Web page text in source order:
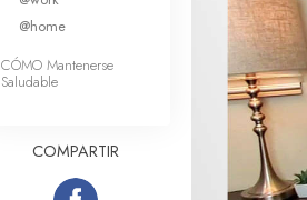
Amor y Odio:
@home
CÓMO Mantenerse
Saludable
COMPARTIR